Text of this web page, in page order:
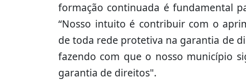
formação continuada é fundamental
“Nosso intuito é contribuir com o
de toda rede protetiva na garantia de
fazendo com que o nosso município
garantia de direitos".